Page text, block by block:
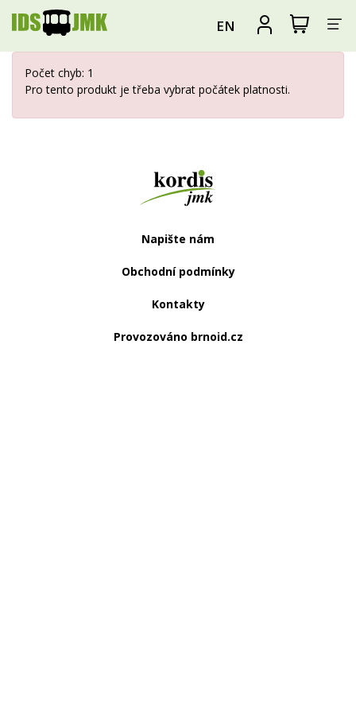
EN
Zobrazit
nákupní
košík
Počet chyb: 1
Pro tento produkt je třeba vybrat počátek platnosti.
Napište nám
Obchodní podmínky
Kontakty
Provozováno brnoid.cz